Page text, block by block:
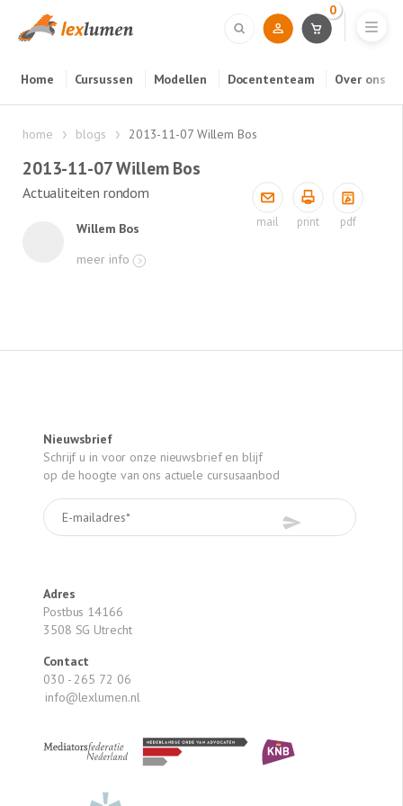
Home Cursussen Modellen Docententeam Over ons
0
home blogs 2013-11-07 Willem Bos
2013-11-07 Willem Bos
Actualiteiten rondom
Willem Bos
meer info
mail print pdf
Nieuwsbrief
Schrijf u in voor onze nieuwsbrief en blijf
op de hoogte van ons actuele cursusaanbod
Adres
Postbus 14166
3508 SG Utrecht
Contact
030 - 265 72 06
info@lexlumen.nl